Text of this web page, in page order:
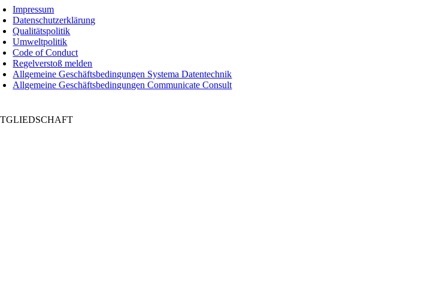
Impressum
Datenschutzerklärung
Qualitätspolitik
Umweltpolitik
Code of Conduct
Regelverstoß melden
Allgemeine Geschäftsbedingungen Systema Datentechnik
Allgemeine Geschäftsbedingungen Communicate Consult